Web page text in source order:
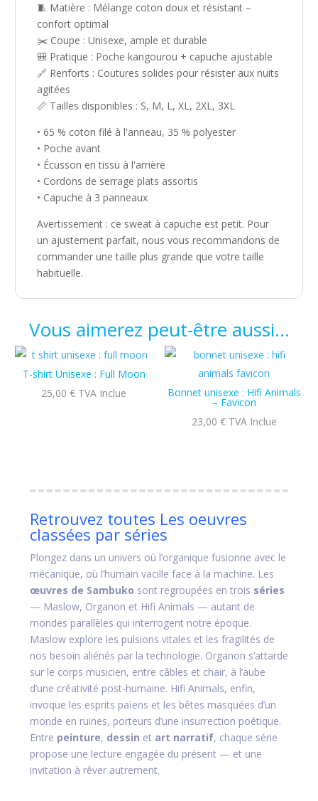
🧵 Matière : Mélange coton doux et résistant –
confort optimal
✂️ Coupe : Unisexe, ample et durable
🎒 Pratique : Poche kangourou + capuche ajustable
🔗 Renforts : Coutures solides pour résister aux nuits
agitées
📏 Tailles disponibles : S, M, L, XL, 2XL, 3XL
• 65 % coton filé à l'anneau, 35 % polyester
• Poche avant
• Écusson en tissu à l'arrière
• Cordons de serrage plats assortis
• Capuche à 3 panneaux
Avertissement : ce sweat à capuche est petit. Pour
un ajustement parfait, nous vous recommandons de
commander une taille plus grande que votre taille
habituelle.
Vous aimerez peut-être aussi…
T-shirt Unisexe : Full Moon
25,00€ TVA Inclue Bonnet unisexe : Hifi Animals
– Favicon
23,00 € TVA Inclue
Retrouvez toutes Les oeuvres
classées par séries
Plongez dans un univers où l’organique fusionne avec le
mécanique, où l’humain vacille face à la machine. Les
œuvres de Sambuko sont regroupées en trois séries
— Maslow, Organon et Hifi Animals — autant de
mondes parallèles qui interrogent notre époque.
Maslow explore les pulsions vitales et les fragilités de
nos besoin aliénés par la technologie. Organon s’attarde
sur le corps musicien, entre câbles et chair, à l’aube
d’une créativité post-humaine. Hifi Animals, enfin,
invoque les esprits païens et les bêtes masquées d’un
monde en ruines, porteurs d’une insurrection poétique.
Entre peinture, dessin et art narratif, chaque série
propose une lecture engagée du présent — et une
invitation à rêver autrement.